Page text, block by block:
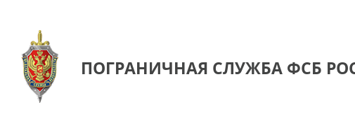
ПОГРАНИЧНАЯ СЛУЖБА ФСБ